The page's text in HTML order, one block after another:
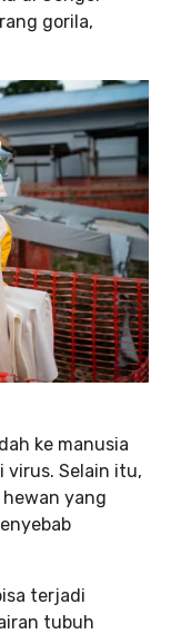
gorila,
ke manusia
Selain itu,
yang
terjadi
tubuh